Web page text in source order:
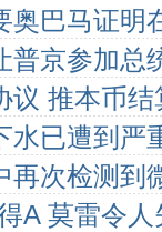
期刊的发表流程是什么
期刊的影响因子高？（
出版活动的概念、特征
期刊的定位
科技论文医学统计源期
级医学期刊目录
和SCI-E的区别？
文核心期刊要目总览》
奥巴马证明
普京参加总
议 推本币结
水已遭到严
再次检测到
A 莫雷令